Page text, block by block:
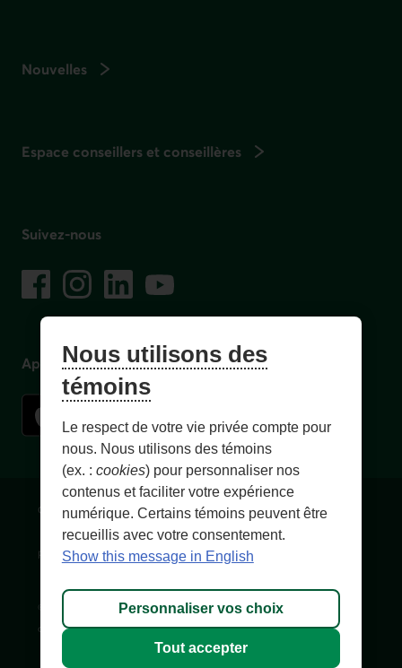
Nouvelles
Espace conseillers et conseillères
Suivez-nous
Facebook
– Lien externe au site. Cet hyperlien s'ouvrira dans une
Instagram
– Lien externe au site. Cet hyperlien s'ouvrira dans
LinkedIn
– Lien externe au site. Cet hyperlien
YouTube
– Lien externe au site. Cet hyperlien
Application mobile
Conditions d'utilisation et notes légales Confidentialité
Personnaliser les témoins Accessibilité
© 1996-
, Fédération des caisses Desjardins du Québec. Tous
droits réservés.
Nous utilisons des
témoins
Le respect de votre vie privée compte pour
nous. Nous utilisons des témoins
(ex. : cookies) pour personnaliser nos
contenus et faciliter votre expérience
numérique. Certains témoins peuvent être
recueillis avec votre consentement.
Show this message in English
Personnaliser vos choix
Tout accepter